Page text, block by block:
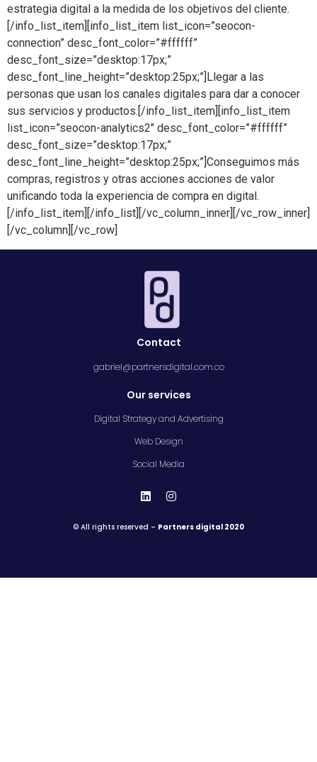
estrategia digital a la medida de los objetivos del cliente.
[/info_list_item][info_list_item list_icon=”seocon-
connection” desc_font_color=”#ffffff”
desc_font_size=”desktop:17px;”
desc_font_line_height=”desktop:25px;”]Llegar a las
personas que usan los canales digitales para dar a conocer
sus servicios y productos.[/info_list_item][info_list_item
list_icon=”seocon-analytics2″ desc_font_color=”#ffffff”
desc_font_size=”desktop:17px;”
desc_font_line_height=”desktop:25px;”]Conseguimos más
compras, registros y otras acciones acciones de valor
unificando toda la experiencia de compra en digital.
[/info_list_item][/info_list][/vc_column_inner][/vc_row_inner]
[/vc_column][/vc_row]
Contact
gabriel@partnersdigital.com.co
Our services
Digital Strategy and Advertising
Web Design
Social Media
© All rights reserved – Partners digital 2020